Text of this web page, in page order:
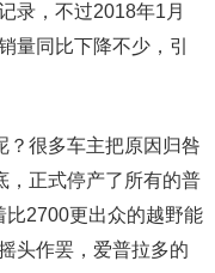
录，不过2018年1月
量同比下降不少，引
？很多车主把原因归咎
，正式停产了所有的普
2700更出众的越野能
头作罢，爱普拉多的